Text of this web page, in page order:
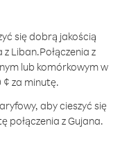
się dobrą jakością
z Liban.Połączenia z
lub komórkowym w
za minutę.
aby cieszyć się
połączenia z Gujana.